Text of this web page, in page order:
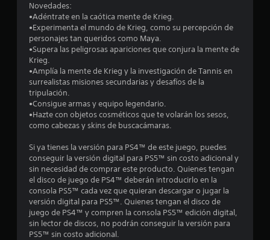
.
2
5
s
r
e
l
l
Novedades:
•Adéntrate en la caótica mente de Krieg.
•Experimenta el mundo de Krieg, como su percepción de
personajes tan queridos como Maya.
•Supera las peligrosas apariciones que conjura la mente de
Krieg.
•Amplía la mente de Krieg y la investigación de Tannis en
surrealistas misiones secundarias y desafíos de la
tripulación.
•Consigue armas y equipo legendario.
•Hazte con objetos cosméticos que te volarán los sesos,
como cabezas y skins de buscacámaras.
Si ya tienes la versión para PS4™ de este juego, puedes
conseguir la versión digital para PS5™ sin costo adicional y
sin necesidad de comprar este producto. Quienes tengan
el disco de juego de PS4™ deberán introducirlo en la
consola PS5™ cada vez que quieran descargar o jugar la
versión digital para PS5™. Quienes tengan el disco de
juego de PS4™ y compren la consola PS5™ edición digital,
sin lector de discos, no podrán conseguir la versión para
PS5™ sin costo adicional.